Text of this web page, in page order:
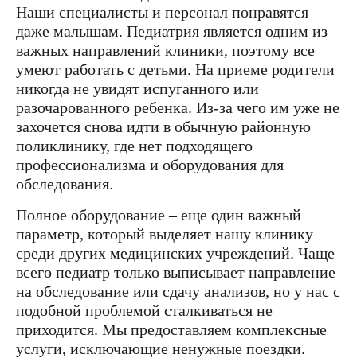
Наши специалисты и персонал понравятся
даже малышам. Педиатрия является одним из
важных направлений клиники, поэтому все
умеют работать с детьми. На приеме родители
никогда не увидят испуганного или
разочарованного ребенка. Из-за чего им уже не
захочется снова идти в обычную районную
поликлинику, где нет подходящего
профессионализма и оборудования для
обследования.
Полное оборудование – еще один важный
параметр, который выделяет нашу клинику
среди других медицинских учреждений. Чаще
всего педиатр только выписывает направление
на обследование или сдачу анализов, но у нас с
подобной проблемой сталкиваться не
приходится. Мы предоставляем комплексные
услуги, исключающие ненужные поездки.